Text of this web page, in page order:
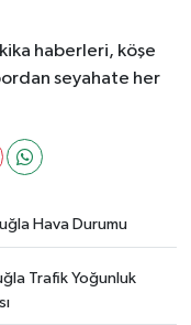
haberleri, köşe
seyahate her
Hava Durumu
Trafik Yoğunluk